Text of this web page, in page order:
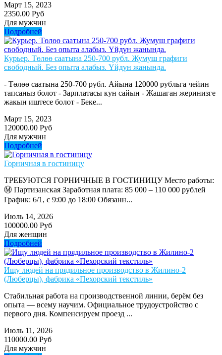
Март 15, 2023
2350.00 Руб
Для мужчин
Подробней
Курьер. Төлөө саатына 250-700 рубл. Жумуш графиги
свободный. Без опыта алабыз. Үйдүн жанында.
- Төлөө саатына 250-700 рубл. Айына 120000 рубльга чейин
тапсаныз болот - Зарплатасы кун сайын - Жашаган жеринизге
жакын иштесе болот - Беке...
Март 15, 2023
120000.00 Руб
Для мужчин
Подробней
Горничная в гостиницу
ТРЕБУЮТСЯ ГОРНИЧНЫЕ В ГОСТИНИЦУ Место работы:
Ⓜ️ Партизанская Заработная плата: 85 000 – 110 000 рублей
График: 6/1, с 9:00 до 18:00 Обязанн...
Июль 14, 2026
100000.00 Руб
Для женщин
Подробней
Ищу людей на прядильное производство в Жилино-2
(Люберцы), фабрика «Пехорский текстиль»
Стабильная работа на производственной линии, берём без
опыта — всему научим. Официальное трудоустройство с
первого дня. Компенсируем проезд ...
Июль 11, 2026
110000.00 Руб
Для мужчин